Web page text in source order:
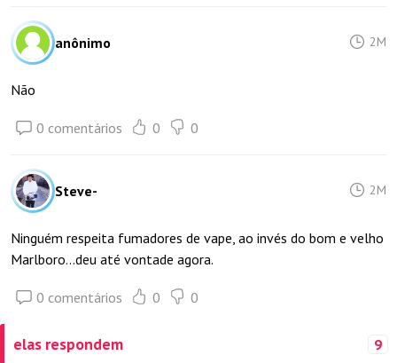
anônimo 2M
Não
0 comentários 0 0
Steve- 2M
Ninguém respeita fumadores de vape, ao invés do bom e velho
Marlboro...deu até vontade agora.
0 comentários 0 0
elas respondem 9